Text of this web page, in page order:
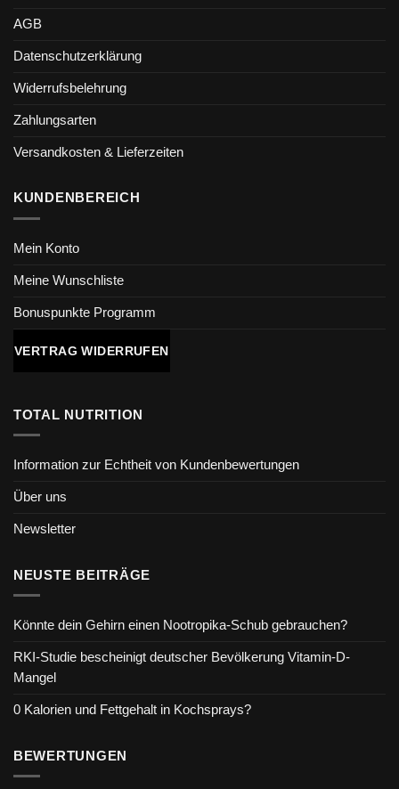
AGB
Datenschutzerklärung
Widerrufsbelehrung
Zahlungsarten
Versandkosten & Lieferzeiten
KUNDENBEREICH
Mein Konto
Meine Wunschliste
Bonuspunkte Programm
VERTRAG WIDERRUFEN
TOTAL NUTRITION
Information zur Echtheit von Kundenbewertungen
Über uns
Newsletter
NEUSTE BEITRÄGE
Könnte dein Gehirn einen Nootropika-Schub gebrauchen?
RKI-Studie bescheinigt deutscher Bevölkerung Vitamin-D-
Mangel
0 Kalorien und Fettgehalt in Kochsprays?
BEWERTUNGEN